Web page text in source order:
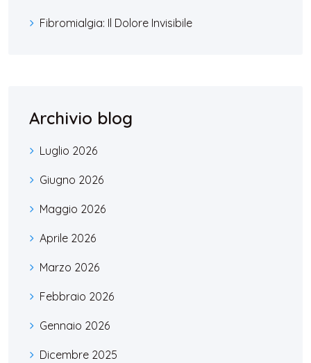
Fibromialgia: Il Dolore Invisibile
Archivio blog
Luglio 2026
Giugno 2026
Maggio 2026
Aprile 2026
Marzo 2026
Febbraio 2026
Gennaio 2026
Dicembre 2025